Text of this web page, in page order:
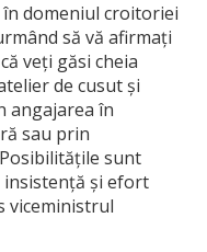
în domeniul croitoriei
să vă afirmați
veți găsi cheia
de cusut și
angajarea în
sau prin
sunt
insistență și efort
viceministrul